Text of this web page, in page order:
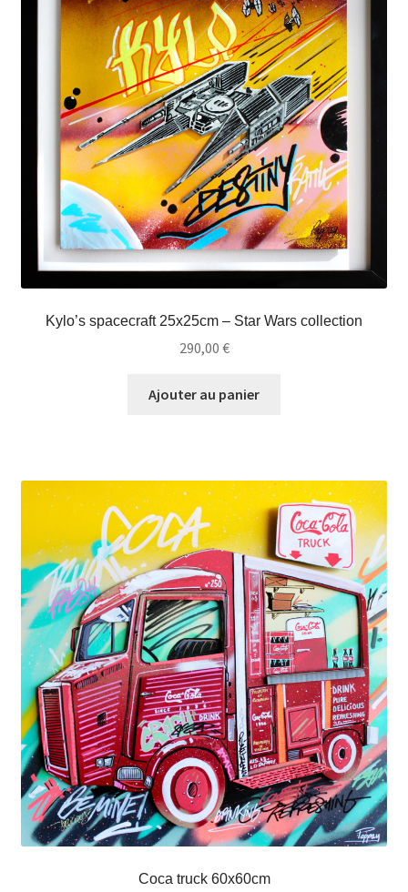
Kylo’s spacecraft 25x25cm – Star Wars collection
290,00 €
Ajouter au panier
Coca truck 60x60cm